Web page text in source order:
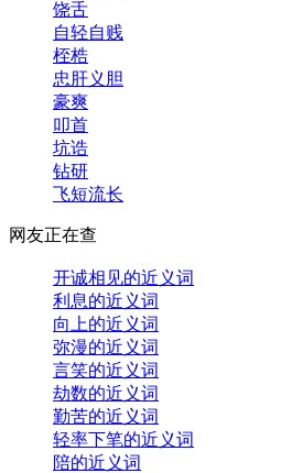
饶舌
自轻自贱
桎梏
忠肝义胆
豪爽
叩首
坑诰
钻研
飞短流长
网友正在查
开诚相见的近义词
利息的近义词
向上的近义词
弥漫的近义词
言笑的近义词
劫数的近义词
勤苦的近义词
轻率下笔的近义词
陪的近义词